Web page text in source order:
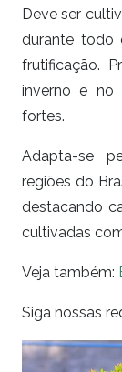
Deve ser
durante todo
frutificação.
inverno e no
fortes.
Adapta-se
regiões do
destacando
cultivadas
Veja também:
Siga nossas